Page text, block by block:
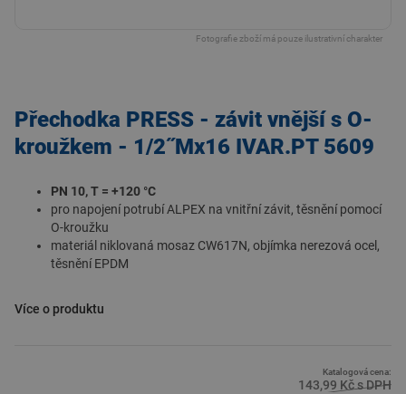
Fotografie zboží má pouze ilustrativní charakter
Přechodka PRESS - závit vnější s O-
kroužkem - 1/2˝Mx16 IVAR.PT 5609
PN 10, T = +120 °C
pro napojení potrubí ALPEX na vnitřní závit, těsnění pomocí
O-kroužku
materiál niklovaná mosaz CW617N, objímka nerezová ocel,
těsnění EPDM
Specifikace:
Více o produktu
Katalogová cena:
143,99 Kč s DPH